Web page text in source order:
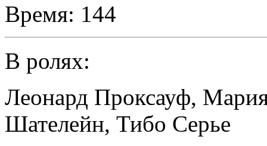
Время: 144
В ролях:
Леонард Проксауф,
Шателейн, Тибо Серье